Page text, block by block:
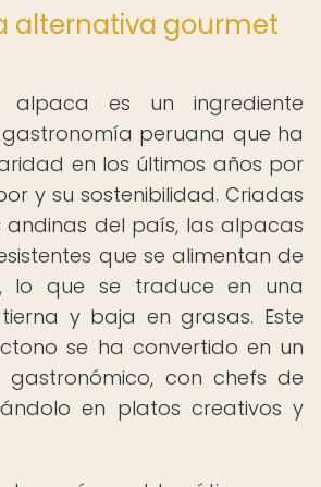
alternativa gourmet
es un ingrediente
peruana que ha
en los últimos años por
y su sostenibilidad. Criadas
andinas del país, las alpacas
que se alimentan de
lo que se traduce en una
y baja en grasas. Este
se ha convertido en un
gastronómico, con chefs de
en platos creativos y